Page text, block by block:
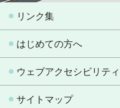
リンク集
はじめての方へ
ウェブアクセシビリティ
サイトマップ